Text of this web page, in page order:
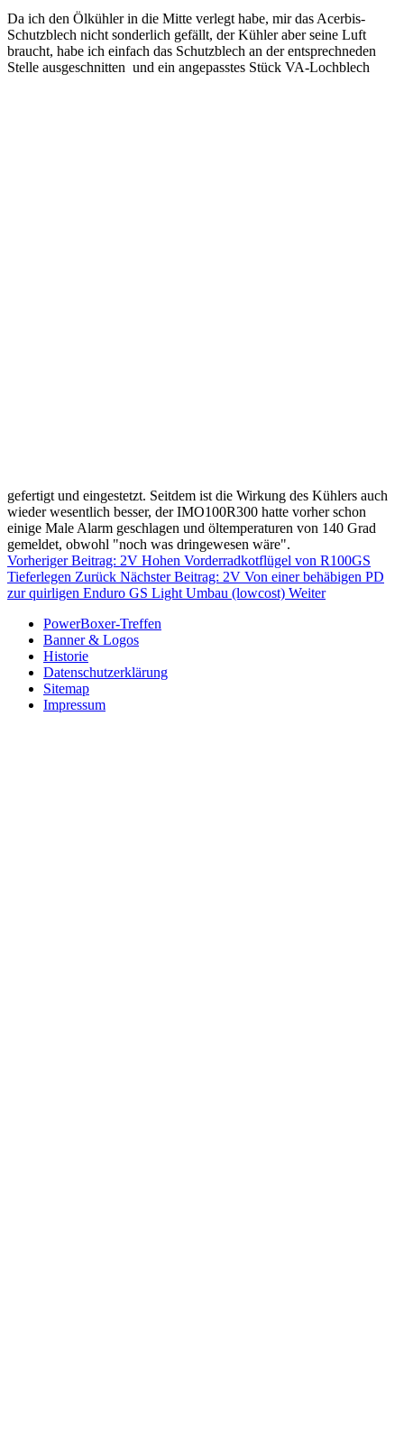
Da ich den Ölkühler in die Mitte verlegt habe, mir das Acerbis-
Schutzblech nicht sonderlich gefällt, der Kühler aber seine Luft
braucht, habe ich einfach das Schutzblech an der entsprechneden
Stelle ausgeschnitten und ein angepasstes Stück VA-Lochblech
gefertigt und eingestetzt. Seitdem ist die Wirkung des Kühlers auch
wieder wesentlich besser, der IMO100R300 hatte vorher schon
einige Male Alarm geschlagen und öltemperaturen von 140 Grad
gemeldet, obwohl "noch was dringewesen wäre".
Vorheriger Beitrag: 2V Hohen Vorderradkotflügel von R100GS
Tieferlegen Zurück Nächster Beitrag: 2V Von einer behäbigen PD
zur quirligen Enduro GS Light Umbau (lowcost) Weiter
PowerBoxer-Treffen
Banner & Logos
Historie
Datenschutzerklärung
Sitemap
Impressum